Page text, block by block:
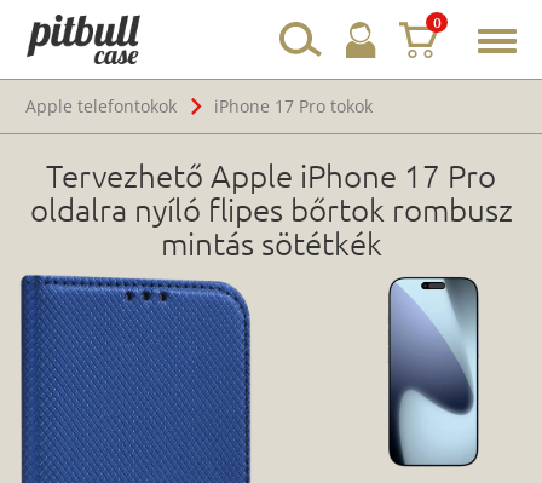
0
Apple telefontokok
iPhone 17 Pro tokok
Tervezhető Apple iPhone 17 Pro
oldalra nyíló flipes bőrtok rombusz
mintás sötétkék